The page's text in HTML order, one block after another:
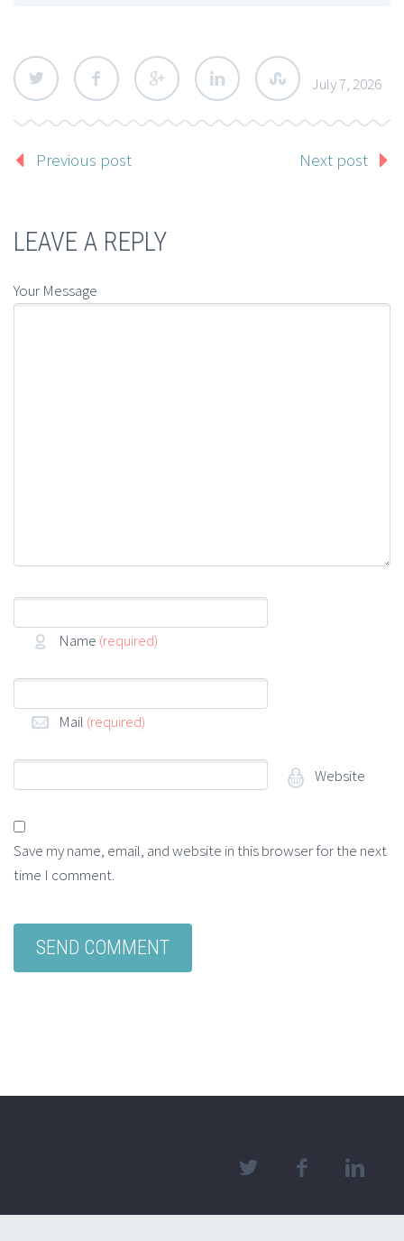
July 7, 2026
Previous post Next post
LEAVE A REPLY
Your Message
Name (required)
Mail (required)
Website
Save my name, email, and website in this browser for the next
time I comment.